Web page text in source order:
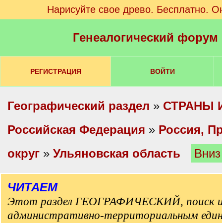
Нарисуйте свое древо. Бесплатно.
Генеалогический
РЕГИСТРАЦИЯ ВОЙТИ
Географический раздел » СТРАНЫ
Российская Федерация » Россия,
округ » Ульяновская область
ЧИТАЕМ
Этот раздел ГЕОГРАФИЧЕСКИЙ, поиск
административно-территориальным